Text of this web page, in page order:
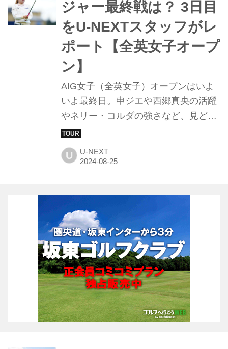
勝したのはパリ五輪で金メダルに輝
き、殿堂入りを果たしたリディア・コ
ー。それも、18番でバーディパットを
決めるという、リディアの勝負強さが
垣間見えた、劇的な逆転優勝だった。
ジャー最終戦は？ 3日目
をU-NEXTスタッフがレ
ポート【全英女子オープ
ン】
AIG女子（全英女子）オープンはいよ
いよ最終日。申ジエや西郷真央の活躍
やネリー・コルダの強さなど、見どこ
ろの多い今大会を独占生配信中のU-
NEXTの現地取材スタッフ・今井敬太
氏からレポートが届いたので紹介しよ
U U-NEXT